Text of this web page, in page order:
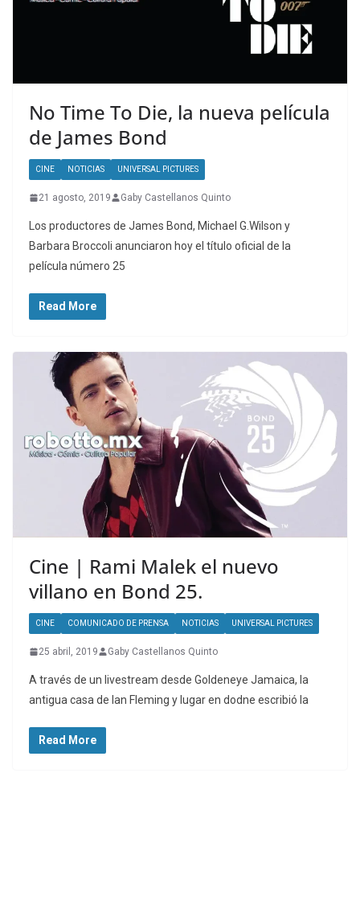
No Time To Die, la nueva película
de James Bond
CINE NOTICIAS UNIVERSAL PICTURES
21 agosto, 2019 Gaby Castellanos Quinto
Los productores de James Bond, Michael G.Wilson y
Barbara Broccoli anunciaron hoy el título oficial de la
película número 25
Read More
Cine | Rami Malek el nuevo
villano en Bond 25.
CINE COMUNICADO DE PRENSA NOTICIAS UNIVERSAL PICTURES
25 abril, 2019 Gaby Castellanos Quinto
A través de un livestream desde Goldeneye Jamaica, la
antigua casa de Ian Fleming y lugar en dodne escribió la
Read More